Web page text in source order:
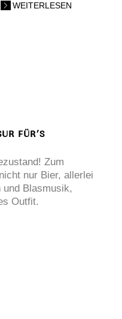
WEITERLESEN
FÜR’S
Zum
nur Bier, allerlei
Blasmusik,
Outfit.